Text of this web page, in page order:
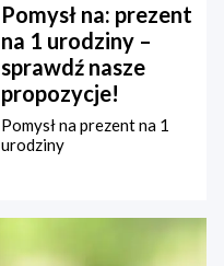
Pomysł na: prezent
na 1 urodziny –
sprawdź nasze
propozycje!
Pomysł na prezent na 1
urodziny